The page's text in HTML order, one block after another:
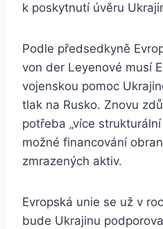
k poskytnutí úvěru
Podle předsedkyně
von der Leyenové musí
vojenskou pomoc
tlak na Rusko. Znovu
potřeba „více
možné financování
zmrazených aktiv.
Evropská unie se už v
bude Ukrajinu